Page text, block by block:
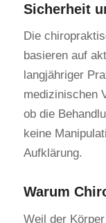
Sicherheit
Die
basieren auf
langjähriger
medizinischen
ob die
keine
Aufklärung.
Warum
Weil der